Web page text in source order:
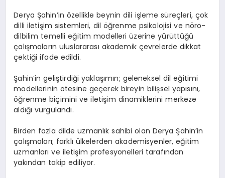
Derya Şahin’in özellikle beynin dili işleme süreçleri, çok
dilli iletişim sistemleri, dil öğrenme psikolojisi ve nöro-
dilbilim temelli eğitim modelleri üzerine yürüttüğü
çalışmaların uluslararası akademik çevrelerde dikkat
çektiği ifade edildi.
Şahin’in geliştirdiği yaklaşımın; geleneksel dil eğitimi
modellerinin ötesine geçerek bireyin bilişsel yapısını,
öğrenme biçimini ve iletişim dinamiklerini merkeze
aldığı vurgulandı.
Birden fazla dilde uzmanlık sahibi olan Derya Şahin’in
çalışmaları; farklı ülkelerden akademisyenler, eğitim
uzmanları ve iletişim profesyonelleri tarafından
yakından takip ediliyor.